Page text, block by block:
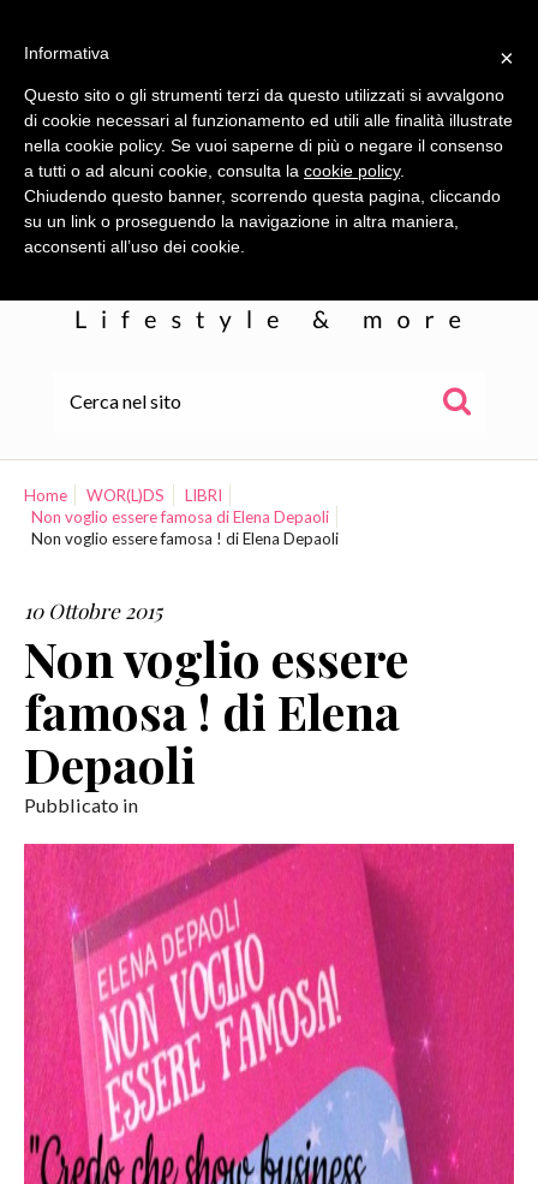
WOR(L)DS
COLLABORAZIONI
CONTATTI
Home WOR(L)DS
LIBRI
Non voglio essere famosa di Elena Depaoli
Non voglio essere famosa ! di Elena Depaoli
10 Ottobre 2015
Non voglio essere
famosa ! di Elena
Depaoli
Pubblicato in
×
Informativa
Questo sito o gli strumenti terzi da questo utilizzati si avvalgono
di cookie necessari al funzionamento ed utili alle finalità illustrate
nella cookie policy. Se vuoi saperne di più o negare il consenso
a tutti o ad alcuni cookie, consulta la cookie policy.
Chiudendo questo banner, scorrendo questa pagina, cliccando
su un link o proseguendo la navigazione in altra maniera,
acconsenti all’uso dei cookie.